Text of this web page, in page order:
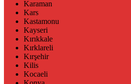
Karaman
Kars
Kastamonu
Kayseri
Kırıkkale
Kırklareli
Kırşehir
Kilis
Kocaeli